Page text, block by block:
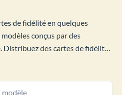
de fidélité en quelques
conçus par des
Distribuez des cartes de fidélité
à chaque fois qu'ils reviennent